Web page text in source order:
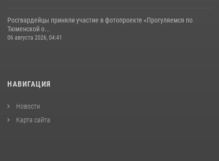
Росгвардейцы приняли участие в фотопроекте «Прогуляемся по
Тюменской о...
06 августа 2026, 04:41
НАВИГАЦИЯ
Новости
Карта сайта